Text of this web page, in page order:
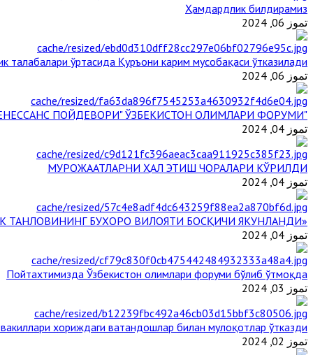
Ҳамдардлик билдирамиз
تموز 06, 2024
талабалари ўртасида Қуръони карим мусобақаси ўтказилади
تموز 06, 2024
"БУЮК АЖДОДЛАР МЕРОСИ – III РЕНЕССАНС ПОЙДЕВОРИ" ЎЗБЕКИСТОН ОЛИМЛАРИ ФОРУМИ
تموز 04, 2024
МУРОЖААТЛАРНИ ҲАЛ ЭТИШ ЧОРАЛАРИ КЎРИЛДИ
تموز 04, 2024
«ЙИЛ ИМОМИ – 2024» КЎРИК ТАНЛОВИНИНГ БУХОРО ВИЛОЯТИ БОСҚИЧИ ЯКУНЛАНДИ
تموز 04, 2024
Пойтахтимизда Ўзбекистон олимлари форуми бўлиб ўтмоқда
تموز 03, 2024
хориждаги ватандошлар билан мулоқотлар ўтказди
تموز 02, 2024